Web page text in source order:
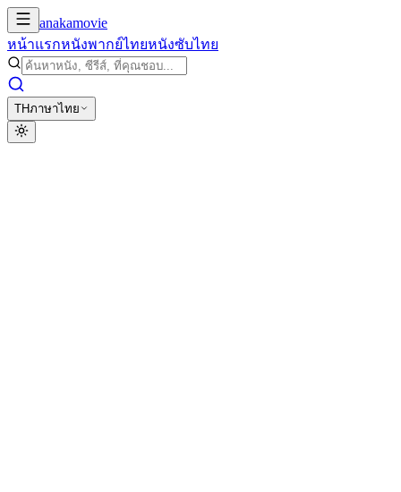
anakamovie
หน้าแรกหนังพากย์ไทยหนังซับไทย
THภาษาไทย